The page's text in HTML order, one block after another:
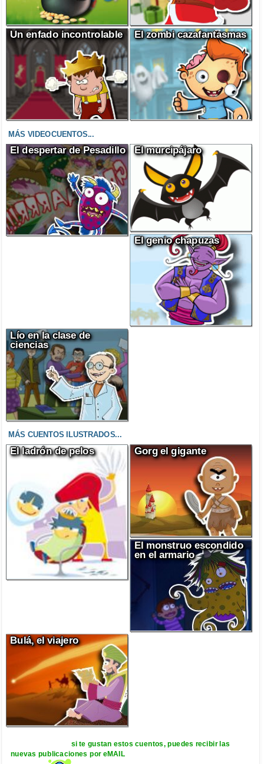
Un enfado incontrolable El zombi cazafantasmas
MÁS VIDEOCUENTOS...
El despertar de Pesadillo El murcipájaro
El genio chapuzas
Lío en la clase de
ciencias
MÁS CUENTOS ILUSTRADOS...
El ladrón de pelos Gorg el gigante
El monstruo escondido
en el armario
Bulá, el viajero
si te gustan estos cuentos, puedes recibir las
nuevas publicaciones por eMAIL